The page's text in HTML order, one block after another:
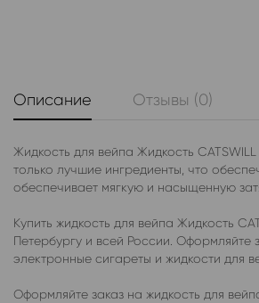
Описание Отзывы (0)
Жидкость для вейпа Жидкость
только лучшие ингредиенты, что
обеспечивает мягкую и насыщенную
Купить жидкость для вейпа Жидкость
Петербургу и всей России.
электронные сигареты и жидкости для
Оформляйте заказ на жидкость для